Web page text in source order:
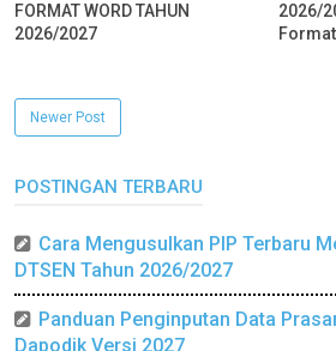
FORMAT WORD TAHUN
2026/2027
2026/
Newer Post
POSTINGAN TERBARU
Cara Mengusulkan PIP Terbaru
DTSEN Tahun 2026/2027
Panduan Penginputan Data
Dapodik Versi 2027